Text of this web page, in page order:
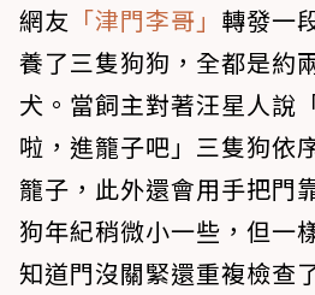
網友 「津門李哥」 轉發一
養了三隻狗狗，全都是約
犬。當飼主對著汪星人說
啦，進籠子吧」三隻狗依
籠子，此外還會用手把門
狗年紀稍微小一些，但一
知道門沒關緊還重複檢查